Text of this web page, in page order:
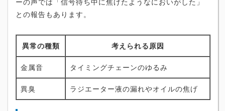
との報告もあります。
異常の種類 考えられる原因
金属音 タイミングチェーンのゆるみ
異臭 ラジエーター液の漏れやオイルの焦げ